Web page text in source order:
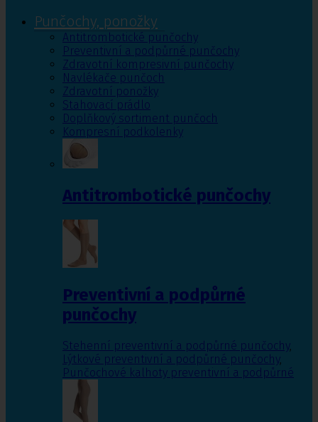
Punčochy, ponožky
Antitrombotické punčochy
Preventivní a podpůrné punčochy
Zdravotní kompresivní punčochy
Navlékače punčoch
Zdravotní ponožky
Stahovací prádlo
Doplňkový sortiment punčoch
Kompresní podkolenky
Antitrombotické punčochy
Preventivní a podpůrné
punčochy
Stehenní preventivní a podpůrné punčochy,
Lýtkové preventivní a podpůrné punčochy,
Punčochové kalhoty preventivní a podpůrné